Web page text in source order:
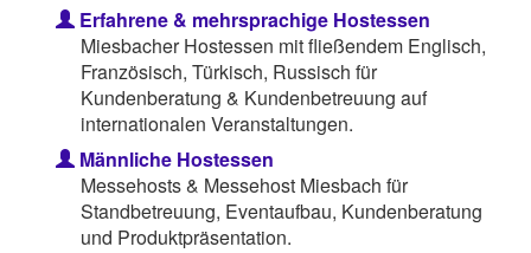
Erfahrene & mehrsprachige Hostessen
Miesbacher Hostessen mit fließendem Englisch,
Französisch, Türkisch, Russisch für
Kundenberatung & Kundenbetreuung auf
internationalen Veranstaltungen.
Männliche Hostessen
Messehosts & Messehost Miesbach für
Standbetreuung, Eventaufbau, Kundenberatung
und Produktpräsentation.